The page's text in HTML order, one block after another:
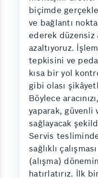
biçimde
ve bağlantı
ederek düzensiz
azaltıyoruz.
tepkisini ve
kısa bir yol
gibi olası
Böylece aracınızı,
yaparak, güvenli
sağlayacak
Servis
sağlıklı
(alışma)
hatırlatırız. İlk